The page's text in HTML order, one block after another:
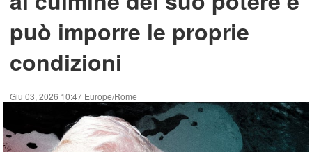
può imporre le proprie
condizioni
Giu 03, 2026 10:47 Europe/Rome